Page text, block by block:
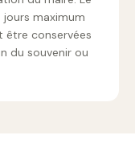
maximum
être conservées
du souvenir ou